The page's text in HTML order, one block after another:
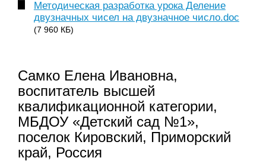
Методическая разработка урока Деление
двузначных чисел на двузначное число.doc
(7 960 КБ)
Самко Елена Ивановна,
воспитатель высшей
квалификационной категории,
МБДОУ «Детский сад №1»,
поселок Кировский, Приморский
край, Россия